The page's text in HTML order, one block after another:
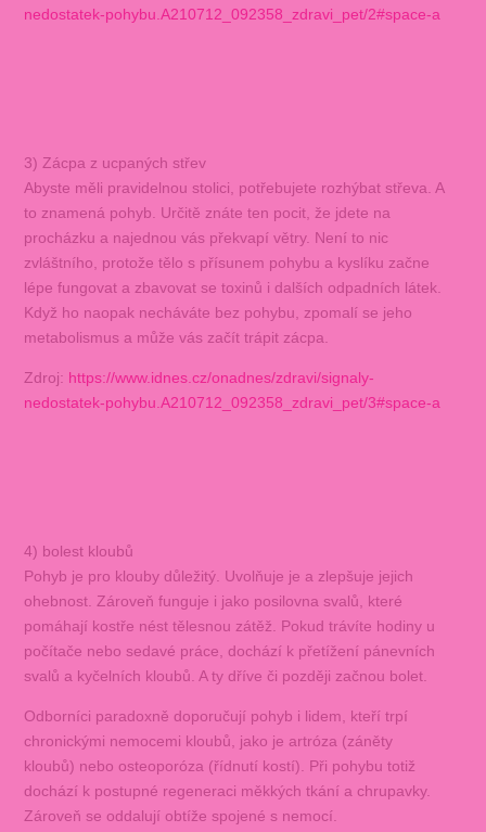
nedostatek-pohybu.A210712_092358_zdravi_pet/2#space-a
3) Zácpa z ucpaných střev
Abyste měli pravidelnou stolici, potřebujete rozhýbat střeva. A
to znamená pohyb. Určitě znáte ten pocit, že jdete na
procházku a najednou vás překvapí větry. Není to nic
zvláštního, protože tělo s přísunem pohybu a kyslíku začne
lépe fungovat a zbavovat se toxinů i dalších odpadních látek.
Když ho naopak necháváte bez pohybu, zpomalí se jeho
metabolismus a může vás začít trápit zácpa.
Zdroj: https://www.idnes.cz/onadnes/zdravi/signaly-
nedostatek-pohybu.A210712_092358_zdravi_pet/3#space-a
4) bolest kloubů
Pohyb je pro klouby důležitý. Uvolňuje je a zlepšuje jejich
ohebnost. Zároveň funguje i jako posilovna svalů, které
pomáhají kostře nést tělesnou zátěž. Pokud trávíte hodiny u
počítače nebo sedavé práce, dochází k přetížení pánevních
svalů a kyčelních kloubů. A ty dříve či později začnou bolet.
Odborníci paradoxně doporučují pohyb i lidem, kteří trpí
chronickými nemocemi kloubů, jako je artróza (záněty
kloubů) nebo osteoporóza (řídnutí kostí). Při pohybu totiž
dochází k postupné regeneraci měkkých tkání a chrupavky.
Zároveň se oddalují obtíže spojené s nemocí.